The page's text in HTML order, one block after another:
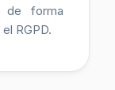
de forma
RGPD.